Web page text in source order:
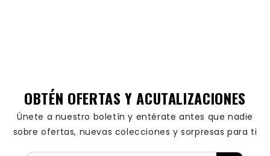
OBTÉN OFERTAS Y ACUTALIZACIONES
Únete a nuestro boletín y entérate antes que nadie
sobre ofertas, nuevas colecciones y sorpresas para ti